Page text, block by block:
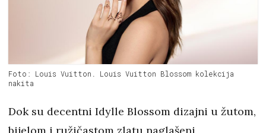
Foto: Louis Vuitton. Louis Vuitton Blossom kolekcija
nakita
Dok su decentni Idylle Blossom dizajni u žutom,
bijelom i ružičastom zlatu naglašeni